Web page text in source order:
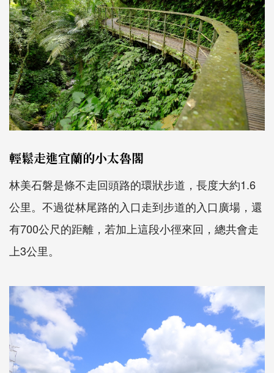
輕鬆走進宜蘭的小太魯閣
林美石磐是條不走回頭路的環狀步道，長度大約1.6
公里。不過從林尾路的入口走到步道的入口廣場，還
有700公尺的距離，若加上這段小徑來回，總共會走
上3公里。